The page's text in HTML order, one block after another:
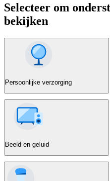
Selecteer om
bekijken
Persoonlijke verzorging
Beeld en geluid